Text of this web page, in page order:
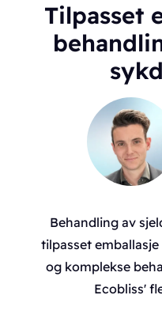
Tilpasset
Behandling av
tilpasset
og komplekse
Ecobliss'